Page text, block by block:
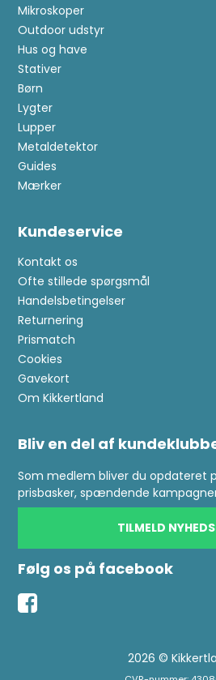
Mikroskoper
Outdoor udstyr
Hus og have
Stativer
Børn
Lygter
Lupper
Metaldetektor
Guides
Mærker
Kundeservice
Kontakt os
Ofte stillede spørgsmål
Handelsbetingelser
Returnering
Prismatch
Cookies
Gavekort
Om Kikkertland
Bliv en del af
Som medlem bliver du opdateret
prisbasker, spændende
TILMELD
Følg os på facebook
2026 ©